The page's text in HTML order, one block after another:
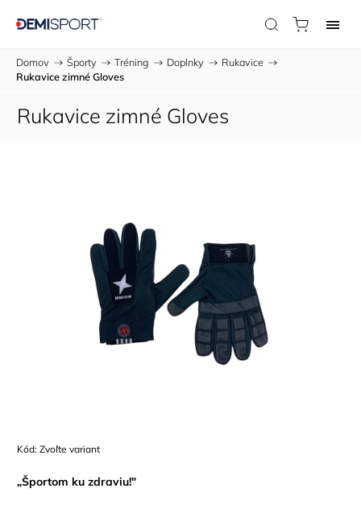
Domov / Športy / Tréning / Doplnky / Rukavice /
Rukavice zimné Gloves
Rukavice zimné Gloves
Kód: Zvoľte variant
„Športom ku zdraviu!"